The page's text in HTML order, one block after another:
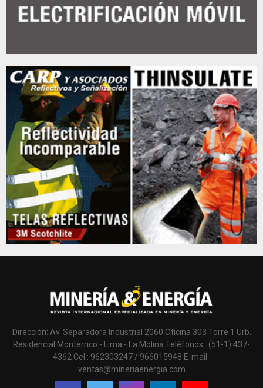
Dirección: Av. Separadora Industrial 2060 Oficina 303 Torre 1 Urb.
Residencial Monterrico - Lima - La Molina Teléfonos.: (51-1) 437-
4362 Cel.: 962303247 / 966015948 E-mail.:
ventas@mineriaenergia.com